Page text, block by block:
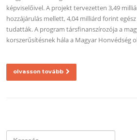
képviselőivel. A projekt tervezetten 3,49
hozzájárulás mellett, 4,04 milliárd forint
tudatták. A program társfinanszírozója a
korszerűsítésnek hála a Magyar Honvédség
olvasson tovább